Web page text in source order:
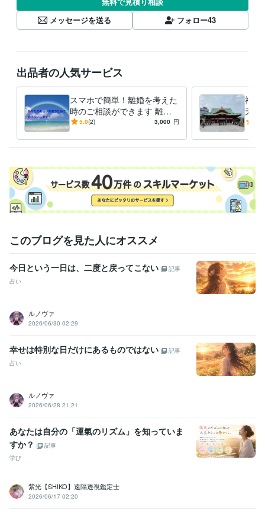
メッセージを送る
フォロー43
出品者の人気サービス
スマホで簡単！離婚を考えた
時のご相談ができます 離婚
裁判まで行った経験者が、丁
5.0(2) 3,000 円
神田
天神
業、
す。
このブログを見た人にオススメ
今日という一日は、二度と戻ってこない
記事
占い
ルノヴァ
2026/06/30 02:29
幸せは特別な日だけにあるものではない
記事
占い
ルノヴァ
2026/06/28 21:21
あなたは自分の「運氣のリズム」を知っていま
すか？
記事
学び
紫光【SHIKO】遠隔透視鑑定士
2026/06/17 02:20